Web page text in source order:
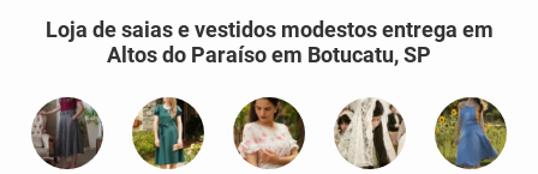
Loja de saias e vestidos modestos entrega em
Altos do Paraíso em Botucatu, SP